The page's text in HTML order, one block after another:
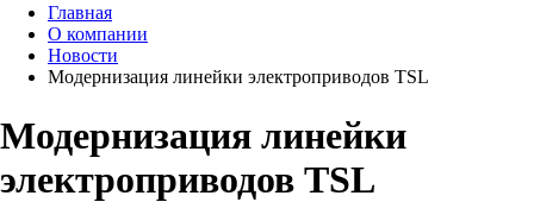
Главная
О компании
Новости
Модернизация линейки электроприводов TSL
Модернизация линейки
электроприводов TSL